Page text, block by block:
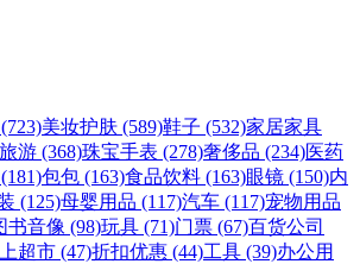
美妆护肤 (589)鞋子 (532)家居家具
旅游 (368)珠宝手表 (278)奢侈品 (234)医药
包包 (163)食品饮料 (163)眼镜 (150)内
(125)母婴用品 (117)汽车 (117)宠物用品
书音像 (98)玩具 (71)门票 (67)百货公司
超市 (47)折扣优惠 (44)工具 (39)办公用